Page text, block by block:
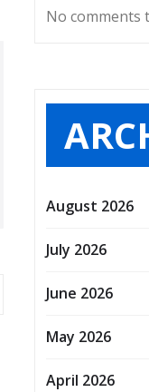
No comments
August 2026
July 2026
June 2026
May 2026
April 2026